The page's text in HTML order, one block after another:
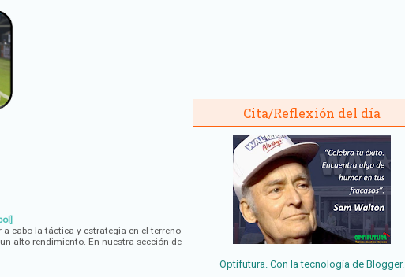
cabo la táctica y estrategia en el terreno
alto rendimiento. En nuestra sección de
Cita/Reflexión del día
Optifutura. Con la tecnología de Blogger.